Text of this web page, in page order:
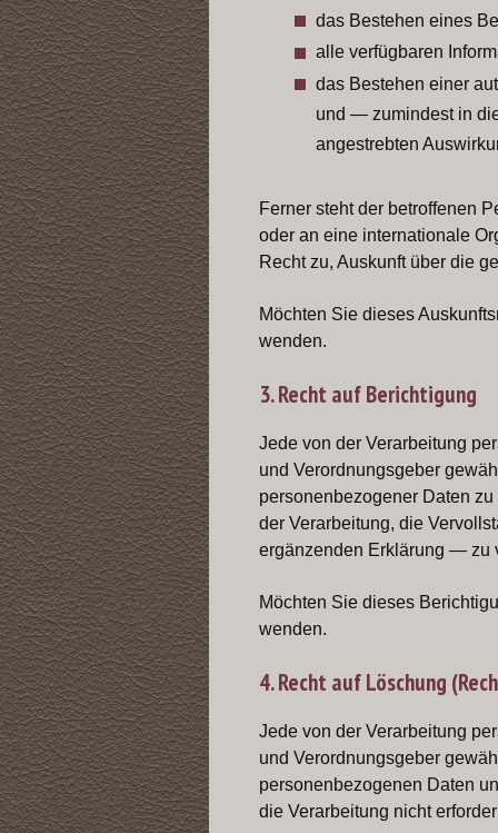
das Bestehen eines
alle verfügbaren
das Bestehen einer
und — zumindest in
angestrebten
Ferner steht der betroffenen
oder an eine internationale
Recht zu, Auskunft über die
Möchten Sie dieses
wenden.
3. Recht auf Berichtigung
Jede von der Verarbeitung
und Verordnungsgeber
personenbezogener Daten
der Verarbeitung, die
ergänzenden Erklärung — zu
Möchten Sie dieses
wenden.
4. Recht auf Löschung
Jede von der Verarbeitung
und Verordnungsgeber
personenbezogenen Daten
die Verarbeitung nicht